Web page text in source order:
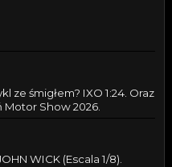
ze śmigłem? IXO 1:24. Oraz
Show 2026.
WICK (Escala 1/8).